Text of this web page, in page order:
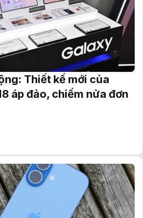
Thiết kế mới của
áp đảo, chiếm nửa đơn